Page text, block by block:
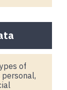
of
personal,